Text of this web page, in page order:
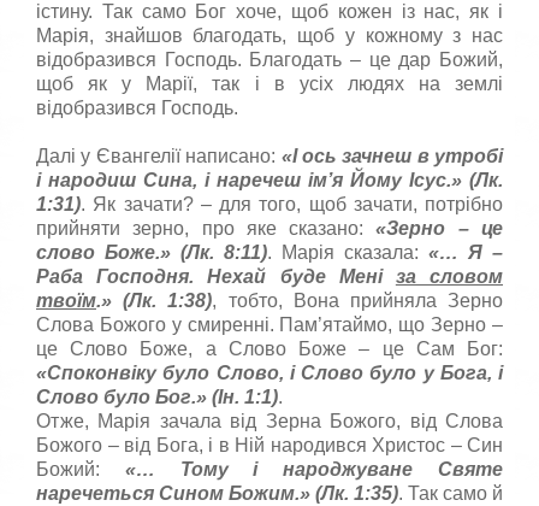
істину. Так само Бог хоче, щоб кожен із нас, як і
Марія, знайшов благодать, щоб у кожному з нас
відобразився Господь. Благодать – це дар Божий,
щоб як у Марії, так і в усіх людях на землі
відобразився Господь.
Далі у Євангелії написано: «І ось зачнеш в утробі
і народиш Сина, і наречеш ім’я Йому Ісус.» (Лк.
1:31). Як зачати? – для того, щоб зачати, потрібно
прийняти зерно, про яке сказано:«Зерно –це
слово Боже.» (Лк. 8:11). Марія сказала: «… Я –
Раба Господня. Нехай буде Мені за словом
твоїм.» (Лк. 1:38), тобто, Вона прийняла Зерно
Слова Божого у смиренні. Пам’ятаймо, що Зерно –
це Слово Боже, а Слово Боже – це Сам Бог:
«Споконвіку було Слово, і Слово було у Бога, і
Слово було Бог.» (Ін. 1:1).
Отже, Марія зачала від Зерна Божого, від Слова
Божого – від Бога, і в Ній народився Христос – Син
Божий: «… Тому і народжуване Святе
наречеться Сином Божим.» (Лк. 1:35). Так само й